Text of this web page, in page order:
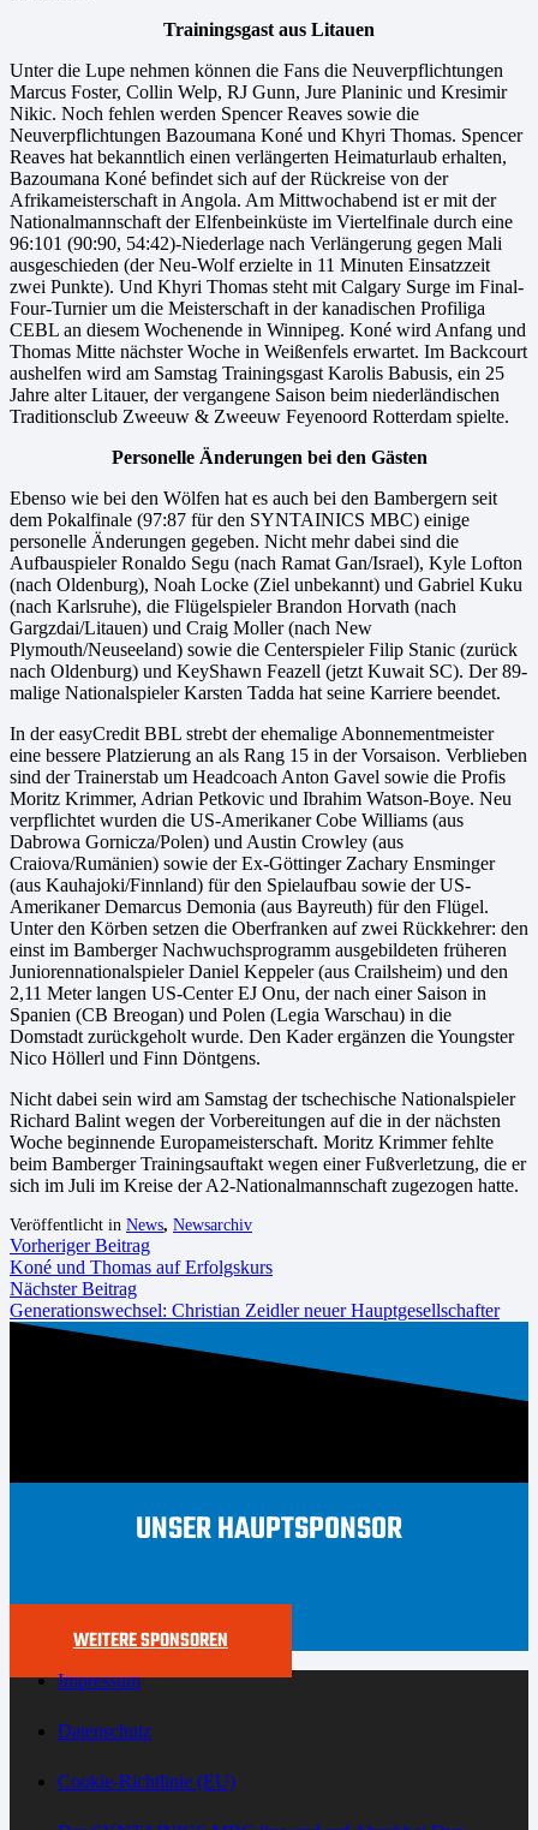
Trainingsgast aus Litauen
Unter die Lupe nehmen können die Fans die Neuverpflichtungen
Marcus Foster, Collin Welp, RJ Gunn, Jure Planinic und Kresimir
Nikic. Noch fehlen werden Spencer Reaves sowie die
Neuverpflichtungen Bazoumana Koné und Khyri Thomas. Spencer
Reaves hat bekanntlich einen verlängerten Heimaturlaub erhalten,
Bazoumana Koné befindet sich auf der Rückreise von der
Afrikameisterschaft in Angola. Am Mittwochabend ist er mit der
Nationalmannschaft der Elfenbeinküste im Viertelfinale durch eine
96:101 (90:90, 54:42)-Niederlage nach Verlängerung gegen Mali
ausgeschieden (der Neu-Wolf erzielte in 11 Minuten Einsatzzeit
zwei Punkte). Und Khyri Thomas steht mit Calgary Surge im Final-
Four-Turnier um die Meisterschaft in der kanadischen Profiliga
CEBL an diesem Wochenende in Winnipeg. Koné wird Anfang und
Thomas Mitte nächster Woche in Weißenfels erwartet. Im Backcourt
aushelfen wird am Samstag Trainingsgast Karolis Babusis, ein 25
Jahre alter Litauer, der vergangene Saison beim niederländischen
Traditionsclub Zweeuw & Zweeuw Feyenoord Rotterdam spielte.
Personelle Änderungen bei den Gästen
Ebenso wie bei den Wölfen hat es auch bei den Bambergern seit
dem Pokalfinale (97:87 für den SYNTAINICS MBC) einige
personelle Änderungen gegeben. Nicht mehr dabei sind die
Aufbauspieler Ronaldo Segu (nach Ramat Gan/Israel), Kyle Lofton
(nach Oldenburg), Noah Locke (Ziel unbekannt) und Gabriel Kuku
(nach Karlsruhe), die Flügelspieler Brandon Horvath (nach
Gargzdai/Litauen) und Craig Moller (nach New
Plymouth/Neuseeland) sowie die Centerspieler Filip Stanic (zurück
nach Oldenburg) und KeyShawn Feazell (jetzt Kuwait SC). Der 89-
malige Nationalspieler Karsten Tadda hat seine Karriere beendet.
In der easyCredit BBL strebt der ehemalige Abonnementmeister
eine bessere Platzierung an als Rang 15 in der Vorsaison. Verblieben
sind der Trainerstab um Headcoach Anton Gavel sowie die Profis
Moritz Krimmer, Adrian Petkovic und Ibrahim Watson-Boye. Neu
verpflichtet wurden die US-Amerikaner Cobe Williams (aus
Dabrowa Gornicza/Polen) und Austin Crowley (aus
Craiova/Rumänien) sowie der Ex-Göttinger Zachary Ensminger
(aus Kauhajoki/Finnland) für den Spielaufbau sowie der US-
Amerikaner Demarcus Demonia (aus Bayreuth) für den Flügel.
Unter den Körben setzen die Oberfranken auf zwei Rückkehrer: den
einst im Bamberger Nachwuchsprogramm ausgebildeten früheren
Juniorennationalspieler Daniel Keppeler (aus Crailsheim) und den
2,11 Meter langen US-Center EJ Onu, der nach einer Saison in
Spanien (CB Breogan) und Polen (Legia Warschau) in die
Domstadt zurückgeholt wurde. Den Kader ergänzen die Youngster
Nico Höllerl und Finn Döntgens.
Nicht dabei sein wird am Samstag der tschechische Nationalspieler
Richard Balint wegen der Vorbereitungen auf die in der nächsten
Woche beginnende Europameisterschaft. Moritz Krimmer fehlte
beim Bamberger Trainingsauftakt wegen einer Fußverletzung, die er
sich im Juli im Kreise der A2-Nationalmannschaft zugezogen hatte.
Veröffentlicht in News, Newsarchiv
Vorheriger Beitrag
Koné und Thomas auf Erfolgskurs
Nächster Beitrag
Generationswechsel: Christian Zeidler neuer Hauptgesellschafter
UNSER HAUPTSPONSOR
WEITERE SPONSOREN
Impressum
Datenschutz
Cookie-Richtlinie (EU)